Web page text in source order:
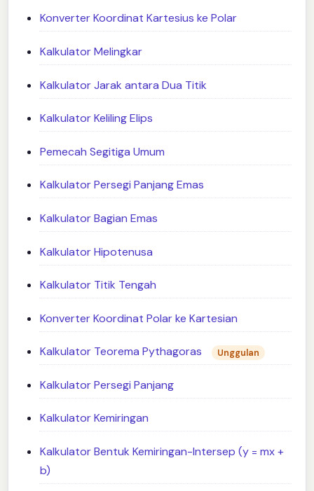
Konverter Koordinat Kartesius ke Polar
Kalkulator Melingkar
Kalkulator Jarak antara Dua Titik
Kalkulator Keliling Elips
Pemecah Segitiga Umum
Kalkulator Persegi Panjang Emas
Kalkulator Bagian Emas
Kalkulator Hipotenusa
Kalkulator Titik Tengah
Konverter Koordinat Polar ke Kartesian
Kalkulator Teorema Pythagoras Unggulan
Kalkulator Persegi Panjang
Kalkulator Kemiringan
Kalkulator Bentuk Kemiringan-Intersep (y = mx +
b)